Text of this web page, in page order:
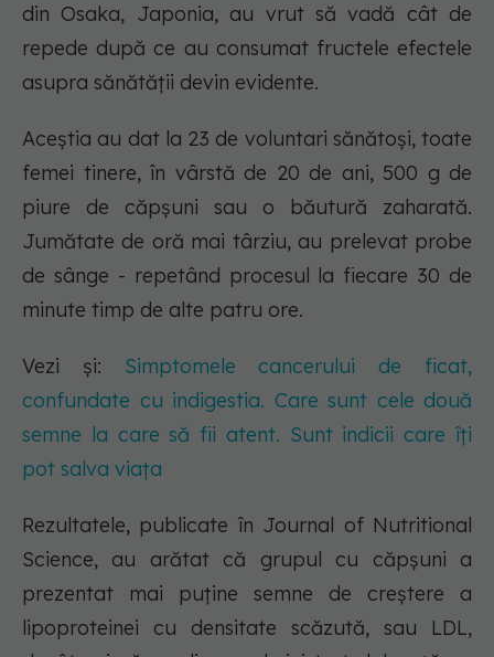
din Osaka, Japonia, au vrut să vadă cât de
repede după ce au consumat fructele efectele
asupra sănătății devin evidente.
Aceștia au dat la 23 de voluntari sănătoși, toate
femei tinere, în vârstă de 20 de ani, 500 g de
piure de căpșuni sau o băutură zaharată.
Jumătate de oră mai târziu, au prelevat probe
de sânge - repetând procesul la fiecare 30 de
minute timp de alte patru ore.
Vezi și: Simptomele cancerului de ficat,
confundate cu indigestia. Care sunt cele două
semne la care să fii atent. Sunt indicii care îți
pot salva viața
Rezultatele, publicate în Journal of Nutritional
Science, au arătat că grupul cu căpșuni a
prezentat mai puține semne de creștere a
lipoproteinei cu densitate scăzută, sau LDL,